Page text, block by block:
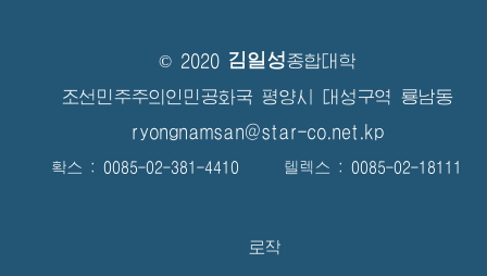
© 2020 김일성종합대학
조선민주주의인민공화국 평양시 대성구역 룡남동
ryongnamsan@star-co.net.kp
확스 : 0085-02-381-4410 텔렉스 : 0085-02-18111
로작